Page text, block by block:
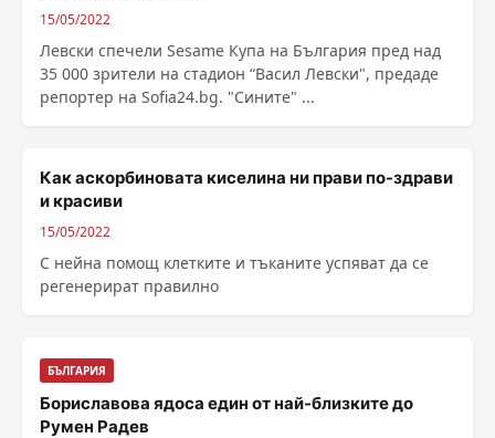
15/05/2022
Левски спечели Sesame Купа на България пред над
35 000 зрители на стадион “Васил Левски", предаде
репортер на Sofia24.bg. "Сините" ...
Как аскорбиновата киселина ни прави по-здрави
и красиви
15/05/2022
С нейна помощ клетките и тъканите успяват да се
регенерират правилно
БЪЛГАРИЯ
Бориславова ядоса един от най-близките до
Румен Радев